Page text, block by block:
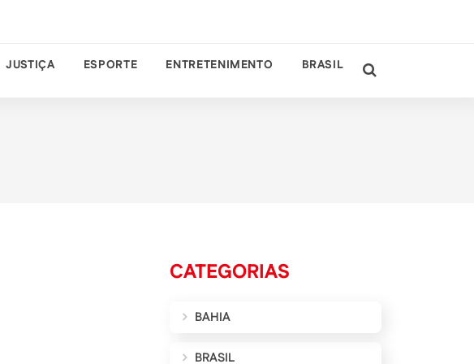
JUSTIÇA ESPORTE ENTRETENIMENTO BRASIL
CATEGORIAS
BAHIA
BRASIL